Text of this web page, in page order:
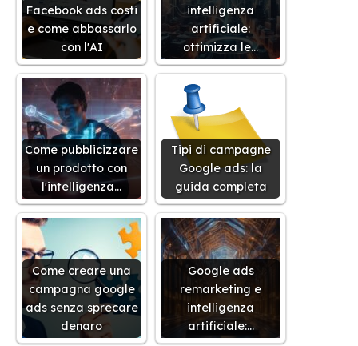
Facebook ads costi
e come abbassarlo
con l'AI
intelligenza
artificiale:
ottimizza le…
Come pubblicizzare
un prodotto con
l'intelligenza…
Tipi di campagne
Google ads: la
guida completa
Come creare una
campagna google
ads senza sprecare
denaro
Google ads
remarketing e
intelligenza
artificiale:…